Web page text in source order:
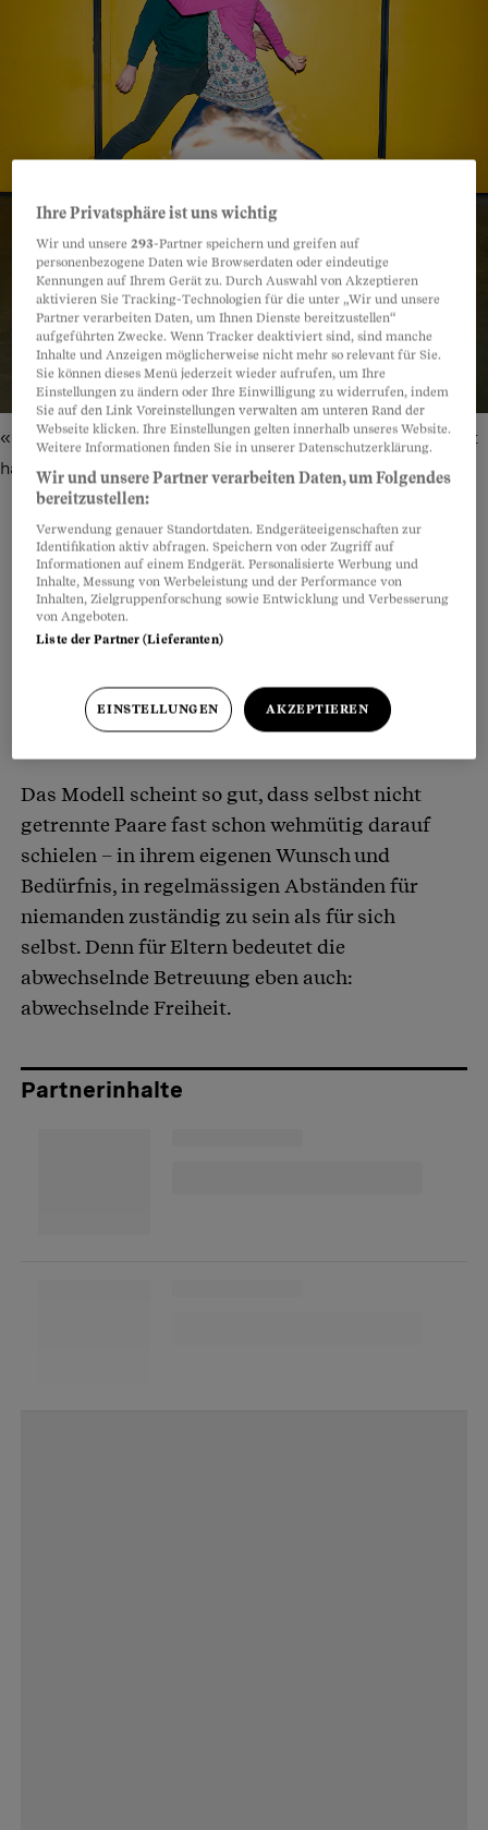
«Überrascht, dass wir das geschafft und uns nicht getrennt
haben»: Sarah und Tobias van Baarsen
Bild: Dan Cermak
Teilen Anhören Merken Kommentare
Artikel teilen
Diealternierende Obhut
Eltern das Kind mehr oder weniger hälftig – und
beide müssen die Kosten des Kindes tragen.
Das Modell scheint so gut, dass selbst nicht
getrennte Paare fast schon wehmütig darauf
schielen – in ihrem eigenen Wunsch und
Bedürfnis, in regelmässigen Abständen für
niemanden zuständig zu sein als für sich
selbst. Denn für Eltern bedeutet die
abwechselnde Betreuung eben auch:
abwechselnde Freiheit.
Partnerinhalte
Ihre Privatsphäre ist uns wichtig
Wir und unsere293-Partner speichern und greifen auf
personenbezogene Daten wie Browserdaten oder eindeutige
Kennungen auf Ihrem Gerät zu. Durch Auswahl von Akzeptieren
aktivieren Sie Tracking-Technologien für die unter „Wir und unsere
Partner verarbeiten Daten, um Ihnen Dienste bereitzustellen“
aufgeführten Zwecke. Wenn Tracker deaktiviert sind, sind manche
Inhalte und Anzeigen möglicherweise nicht mehr so relevant für Sie.
Sie können dieses Menü jederzeit wieder aufrufen, um Ihre
Einstellungen zu ändern oder Ihre Einwilligung zu widerrufen, indem
Sie auf den Link Voreinstellungen verwalten am unteren Rand der
Webseite klicken. Ihre Einstellungen gelten innerhalb unseres Website.
Weitere Informationen finden Sie in unserer Datenschutzerklärung.
Wir und unsere Partner verarbeiten Daten, um Folgendes
bereitzustellen:
Verwendung genauer Standortdaten. Endgeräteeigenschaften zur
Identifikation aktiv abfragen. Speichern von oder Zugriff auf
Informationen auf einem Endgerät. Personalisierte Werbung und
Inhalte, Messung von Werbeleistung und der Performance von
Inhalten, Zielgruppenforschung sowie Entwicklung und Verbesserung
von Angeboten.
Liste der Partner (Lieferanten)
EINSTELLUNGEN AKZEPTIEREN